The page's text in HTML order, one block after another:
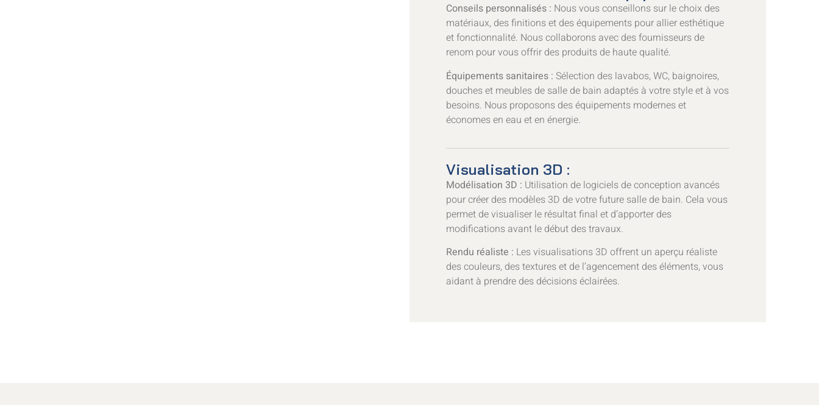
Conseils personnalisés : Nous vous conseillons sur le choix des
matériaux, des finitions et des équipements pour allier esthétique
et fonctionnalité. Nous collaborons avec des fournisseurs de
renom pour vous offrir des produits de haute qualité.
Équipements sanitaires : Sélection des lavabos, WC, baignoires,
douches et meubles de salle de bain adaptés à votre style et à vos
besoins. Nous proposons des équipements modernes et
économes en eau et en énergie.
Visualisation 3D :
Modélisation 3D : Utilisation de logiciels de conception avancés
pour créer des modèles 3D de votre future salle de bain. Cela vous
permet de visualiser le résultat final et d’apporter des
modifications avant le début des travaux.
Rendu réaliste : Les visualisations 3D offrent un aperçu réaliste
des couleurs, des textures et de l’agencement des éléments, vous
aidant à prendre des décisions éclairées.